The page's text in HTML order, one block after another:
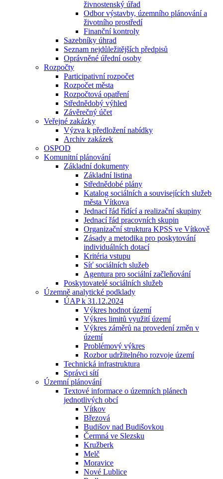
živnostenský úřad
Odbor výstavby, územního plánování a
životního prostředí
Finanční kontroly
Sazebníky úhrad
Seznam nejdůležitějších předpisů
Oprávněné úřední osoby
Rozpočty
Participativní rozpočet
Rozpočet města
Rozpočtová opatření
Střednědobý výhled
Závěrečný účet
Veřejné zakázky
Výzva k předložení nabídky
Archiv zakázek
OSPOD
Komunitní plánování
Základní dokumenty
Základní listina
Střednědobé plány
Katalog sociálních a souvisejících služeb
města Vítkova
Jednací řád řídící a realizační skupiny
Jednací řád pracovních skupin
Organizační struktura KPSS ve Vítkově
Zásady a metodika pro poskytování
individuálních dotací
Kritéria vstupu
Síť sociálních služeb
Agentura pro sociální začleňování
Poskytovatelé sociálních služeb
Územně analytické podklady
ÚAP k 31.12.2024
Výkres hodnot území
Výkres limitů využití území
Výkres záměrů na provedení změn v
území
Problémový výkres
Rozbor udržitelného rozvoje území
Technická infrastruktura
Správci sítí
Územní plánování
Textové informace o územních plánech
jednotlivých obcí
Vítkov
Březová
Budišov nad Budišovkou
Čermná ve Slezsku
Kružberk
Melč
Moravice
Nové Lublice